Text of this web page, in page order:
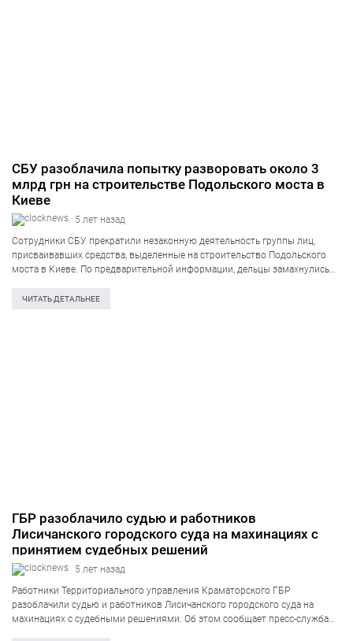
СБУ разоблачила попытку разворовать около 3
млрд грн на строительстве Подольского моста в
Киеве
5 лет назад
Сотрудники СБУ прекратили незаконную деятельность группы лиц,
присваивавших средства, выделенные на строительство Подольского
моста в Киеве. По предварительной информации, дельцы замахнулись
центр-коммуникаций Службы безопасности Украины. Как удалось
ЧИТАТЬ ДЕТАЛЬНЕЕ
ГБР разоблачило судью и работников
Лисичанского городского суда на махинациях с
принятием судебных решений
5 лет назад
Работники Территориального управления Краматорского ГБР
разоблачили судью и работников Лисичанского городского суда на
махинациях с судебными решениями. Об этом сообщает пресс-служба